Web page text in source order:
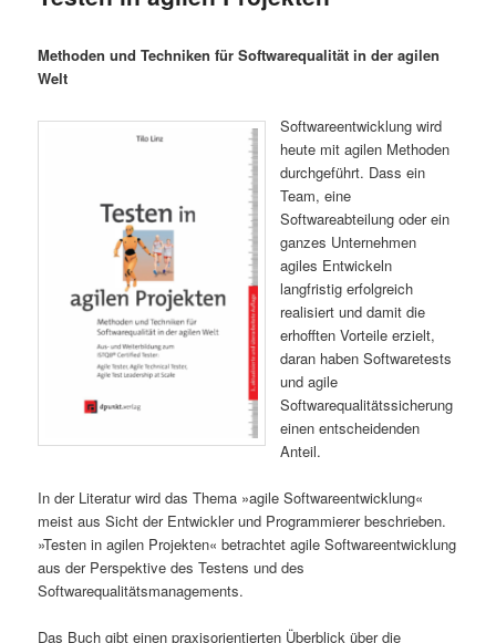
Methoden und Techniken für Softwarequalität in der agilen
Welt
Softwareentwicklung wird
heute mit agilen Methoden
durchgeführt. Dass ein
Team, eine
Softwareabteilung oder ein
ganzes Unternehmen
agiles Entwickeln
langfristig erfolgreich
realisiert und damit die
erhofften Vorteile erzielt,
daran haben Softwaretests
und agile
Softwarequalitätssicherung
einen entscheidenden
Anteil.
In der Literatur wird das Thema »agile Softwareentwicklung«
meist aus Sicht der Entwickler und Programmierer beschrieben.
»Testen in agilen Projekten« betrachtet agile Softwareentwicklung
aus der Perspektive des Testens und des
Softwarequalitätsmanagements.
Das Buch gibt einen praxisorientierten Überblick über die